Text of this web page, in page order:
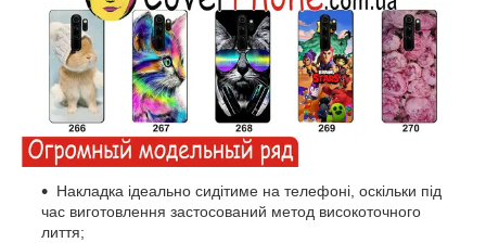
Накладка ідеально сидітиме на телефоні, оскільки під
час виготовлення застосований метод високоточного
лиття;